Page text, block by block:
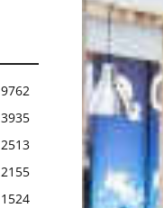
9762
3935
2513
2155
1524